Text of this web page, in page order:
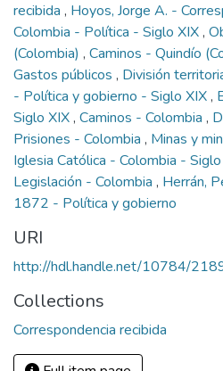
recibida , Hoyos, Jorge A. -
Colombia - Política - Siglo XIX,
(Colombia) , Caminos - Quindío
Gastos públicos , División
- Política y gobierno - Siglo XIX,
Siglo XIX, Caminos - Colombia ,
Prisiones - Colombia , Minas y
Iglesia Católica - Colombia -
Legislación - Colombia , Herrán,
1872 - Política y gobierno
URI
http://hdl.handle.net/10784/
Collections
Correspondencia recibida